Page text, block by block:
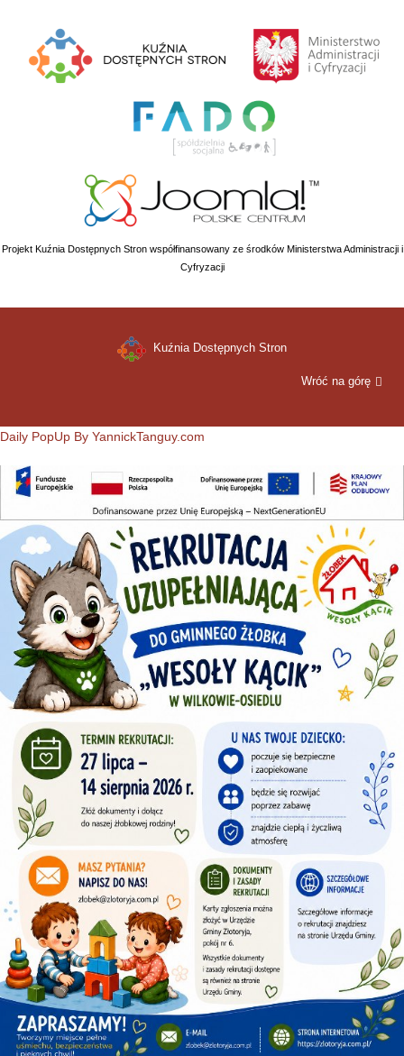
Projekt Kuźnia Dostępnych Stron współfinansowany ze środków Ministerstwa Administracji i
Cyfryzacji
Kuźnia Dostępnych Stron
Wróć na górę
Daily PopUp By YannickTanguy.com